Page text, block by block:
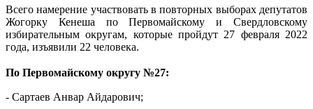
Всего намерение участвовать в повторных выборах депутатов
Жогорку Кенеша по Первомайскому и Свердловскому
избирательным округам, которые пройдут 27 февраля 2022
года, изъявили 22 человека.
По Первомайскому округу №27:
- Сартаев Анвар Айдарович;